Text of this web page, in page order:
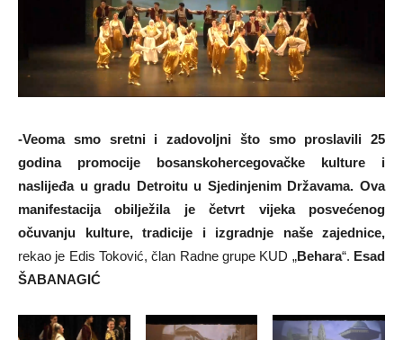
-Veoma smo sretni i zadovoljni što smo proslavili 25
godina promocije bosanskohercegovačke kulture i
naslijeđa u gradu Detroitu u Sjedinjenim Državama. Ova
manifestacija obilježila je četvrt vijeka posvećenog
očuvanju kulture, tradicije i izgradnje naše zajednice,
rekao je Edis Toković, član Radne grupe KUD „Behara“. Esad
ŠABANAGIĆ